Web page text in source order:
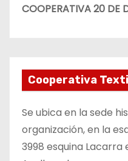
COOPERATIVA 20 DE
Cooperativa
Se ubica en la sede
organización, en la
3998 esquina Lacarra